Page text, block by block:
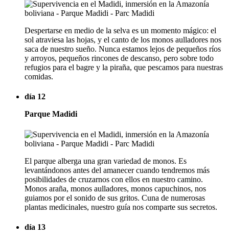
Despertarse en medio de la selva es un momento mágico: el
sol atraviesa las hojas, y el canto de los monos aulladores nos
saca de nuestro sueño. Nunca estamos lejos de pequeños ríos
y arroyos, pequeños rincones de descanso, pero sobre todo
refugios para el bagre y la piraña, que pescamos para nuestras
comidas.
día 12
Parque Madidi
El parque alberga una gran variedad de monos. Es
levantándonos antes del amanecer cuando tendremos más
posibilidades de cruzarnos con ellos en nuestro camino.
Monos araña, monos aulladores, monos capuchinos, nos
guiamos por el sonido de sus gritos. Cuna de numerosas
plantas medicinales, nuestro guía nos comparte sus secretos.
día 13